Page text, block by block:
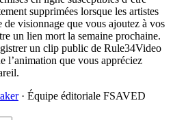
supprimées lorsque les artistes
de visionnage que vous ajoutez à vos
un lien mort la semaine prochaine.
un clip public de Rule34Video
l’animation que vous appréciez
· Équipe éditoriale FSAVED